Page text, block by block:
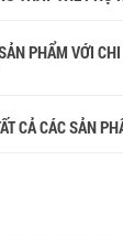
PHẨM VỚI
CẢ CÁC SẢN